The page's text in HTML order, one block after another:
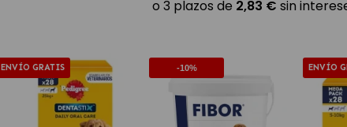
ENVÍO GRATIS -10% ENVÍO